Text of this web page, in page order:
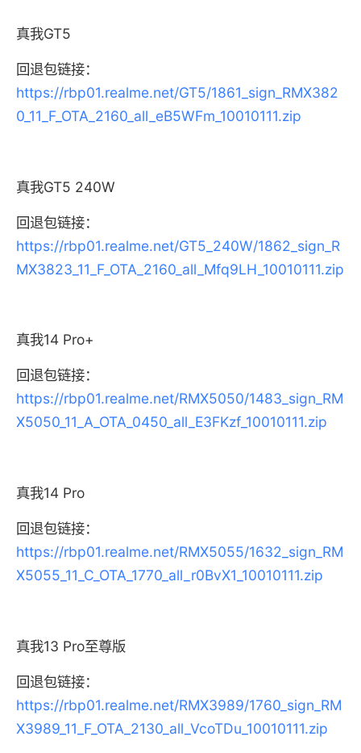
真我GT5
回退包链接：
https://rbp01.realme.net/GT5/1861_sign_RMX382
0_11_F_OTA_2160_all_eB5WFm_10010111.zip
真我GT5 240W
回退包链接：
https://rbp01.realme.net/GT5_240W/1862_sign_R
MX3823_11_F_OTA_2160_all_Mfq9LH_10010111.zip
真我14 Pro+
回退包链接：
https://rbp01.realme.net/RMX5050/1483_sign_RM
X5050_11_A_OTA_0450_all_E3FKzf_10010111.zip
真我14 Pro
回退包链接：
https://rbp01.realme.net/RMX5055/1632_sign_RM
X5055_11_C_OTA_1770_all_r0BvX1_10010111.zip
真我13 Pro至尊版
回退包链接：
https://rbp01.realme.net/RMX3989/1760_sign_RM
X3989_11_F_OTA_2130_all_VcoTDu_10010111.zip